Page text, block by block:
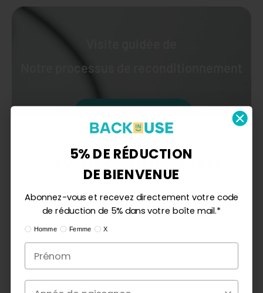
Notre processus de reconditionnement
5% WILLKOMMENSRABATT
Rabattcode direkt in Ihrem Posteingang.*
5% DE RÉDUCTION
DE BIENVENUE
Abonnez-vous et recevez directement votre code
de réduction de 5% dans votre boîte mail.*
Ik ben:
Homme Femme X
Année de naissance